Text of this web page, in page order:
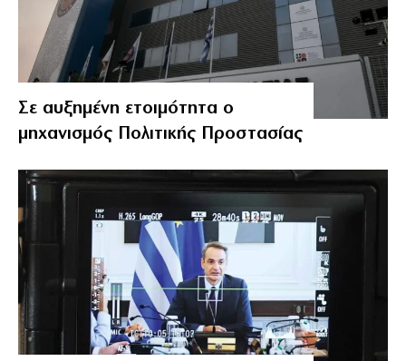
Σε αυξημένη ετοιμότητα ο
μηχανισμός Πολιτικής Προστασίας